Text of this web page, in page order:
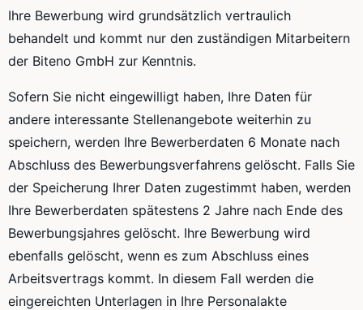
Ihre Bewerbung wird grundsätzlich vertraulich
behandelt und kommt nur den zuständigen Mitarbeitern
der Biteno GmbH zur Kenntnis.
Sofern Sie nicht eingewilligt haben, Ihre Daten für
andere interessante Stellenangebote weiterhin zu
speichern, werden Ihre Bewerberdaten 6 Monate nach
Abschluss des Bewerbungsverfahrens gelöscht. Falls Sie
der Speicherung Ihrer Daten zugestimmt haben, werden
Ihre Bewerberdaten spätestens 2 Jahre nach Ende des
Bewerbungsjahres gelöscht. Ihre Bewerbung wird
ebenfalls gelöscht, wenn es zum Abschluss eines
Arbeitsvertrags kommt. In diesem Fall werden die
eingereichten Unterlagen in Ihre Personalakte